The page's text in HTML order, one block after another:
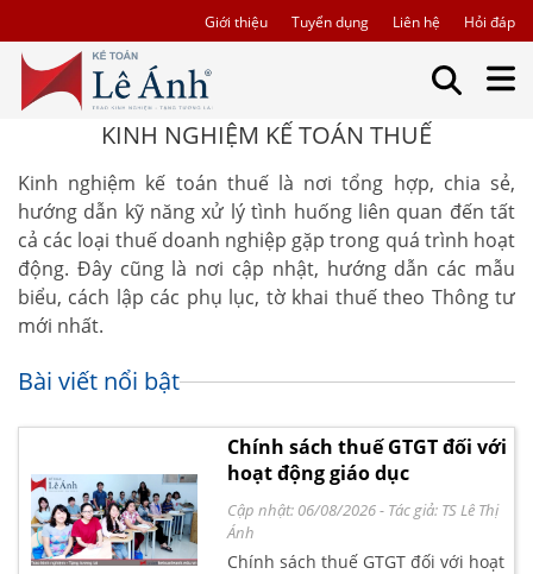
Giới thiệu Tuyển dụng Liên hệ Hỏi đáp
KINH NGHIỆM KẾ TOÁN THUẾ
Kinh nghiệm kế toán thuế là nơi tổng hợp, chia sẻ,
hướng dẫn kỹ năng xử lý tình huống liên quan đến tất
cả các loại thuế doanh nghiệp gặp trong quá trình hoạt
động. Đây cũng là nơi cập nhật, hướng dẫn các mẫu
biểu, cách lập các phụ lục, tờ khai thuế theo Thông tư
mới nhất.
Bài viết nổi bật
Chính sách thuế GTGT đối với
hoạt động giáo dục
Cập nhật: 06/08/2026- Tác giả: TS Lê Thị
Ánh
Chính sách thuế GTGT đối với hoạt